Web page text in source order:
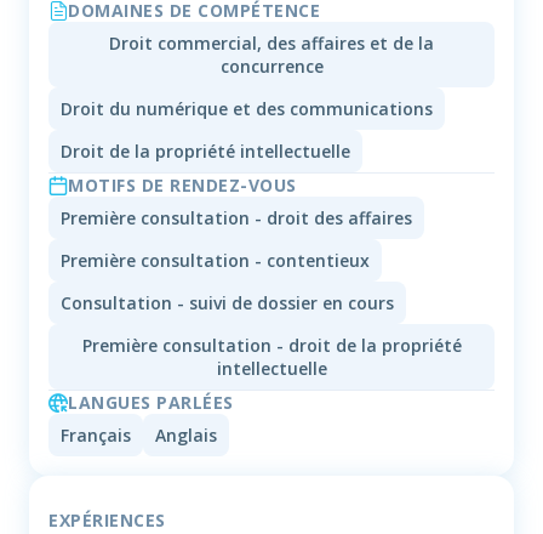
DOMAINES DE COMPÉTENCE
Droit commercial, des affaires et de la
concurrence
Droit du numérique et des communications
Droit de la propriété intellectuelle
MOTIFS DE RENDEZ-VOUS
Première consultation - droit des affaires
Première consultation - contentieux
Consultation - suivi de dossier en cours
Première consultation - droit de la propriété
intellectuelle
LANGUES PARLÉES
Français
Anglais
EXPÉRIENCES